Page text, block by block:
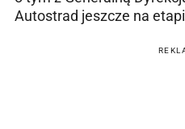
Autostrad jeszcze na